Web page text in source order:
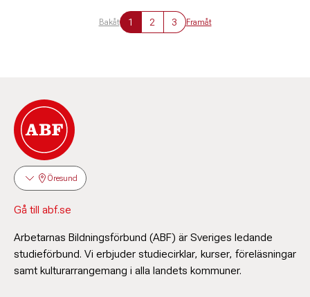
Bakåt 1 2 3 Framåt
Öresund
Gå till abf.se
Arbetarnas Bildningsförbund (ABF) är Sveriges ledande
studieförbund. Vi erbjuder studiecirklar, kurser, föreläsningar
samt kulturarrangemang i alla landets kommuner.